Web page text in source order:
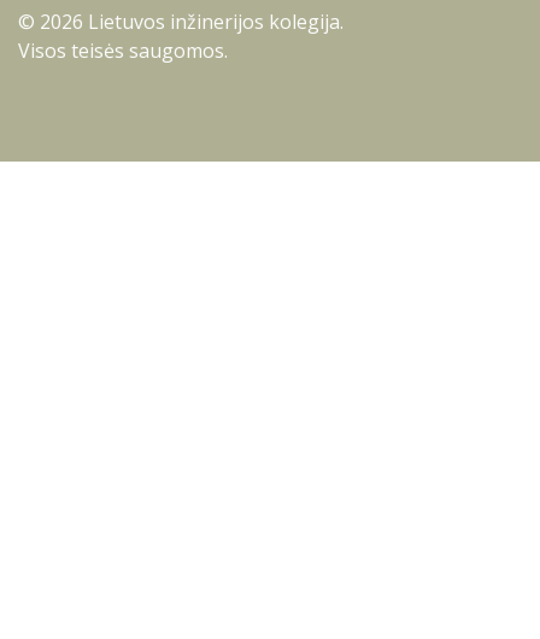
© 2026 Lietuvos inžinerijos kolegija.
Visos teisės saugomos.